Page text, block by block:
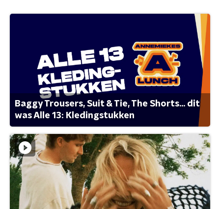
Baggy Trousers, Suit & Tie, The Shorts... dit
was Alle 13: Kledingstukken